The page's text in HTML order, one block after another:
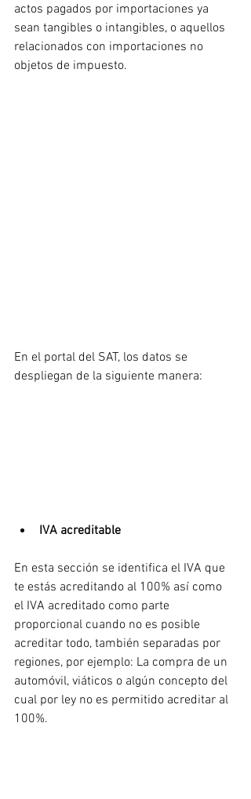
actos pagados por importaciones ya
sean tangibles o intangibles, o aquellos
relacionados con importaciones no
objetos de impuesto.
En el portal del SAT, los datos se
despliegan de la siguiente manera:
IVA acreditable
En esta sección se identifica el IVA que
te estás acreditando al 100% así como
el IVA acreditado como parte
proporcional cuando no es posible
acreditar todo, también separadas por
regiones, por ejemplo: La compra de un
automóvil, viáticos o algún concepto del
cual por ley no es permitido acreditar al
100%.